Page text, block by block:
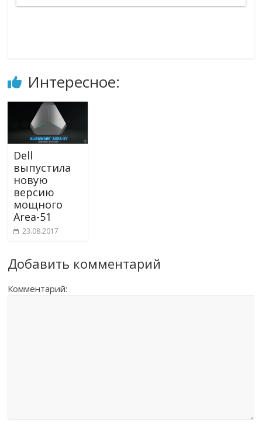
Интересное:
Dell
выпустила
новую
версию
мощного
Area-51
23.08.2017
Добавить комментарий
Комментарий: